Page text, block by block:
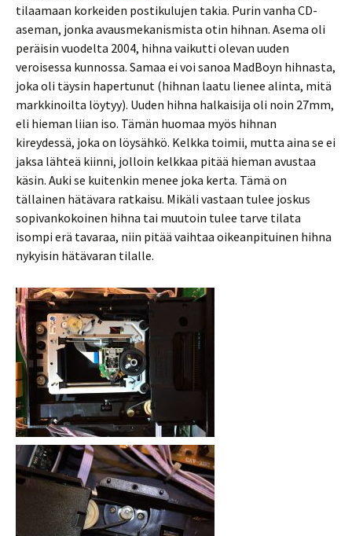
tilaamaan korkeiden postikulujen takia. Purin vanha CD-
aseman, jonka avausmekanismista otin hihnan. Asema oli
peräisin vuodelta 2004, hihna vaikutti olevan uuden
veroisessa kunnossa. Samaa ei voi sanoa MadBoyn hihnasta,
joka oli täysin hapertunut (hihnan laatu lienee alinta, mitä
markkinoilta löytyy). Uuden hihna halkaisija oli noin 27mm,
eli hieman liian iso. Tämän huomaa myös hihnan
kireydessä, joka on löysähkö. Kelkka toimii, mutta aina se ei
jaksa lähteä kiinni, jolloin kelkkaa pitää hieman avustaa
käsin. Auki se kuitenkin menee joka kerta. Tämä on
tällainen hätävara ratkaisu. Mikäli vastaan tulee joskus
sopivankokoinen hihna tai muutoin tulee tarve tilata
isompi erä tavaraa, niin pitää vaihtaa oikeanpituinen hihna
nykyisin hätävaran tilalle.